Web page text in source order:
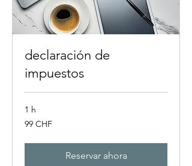
declaración de
impuestos
1 h
99
francos
99 CHF
Reservar ahora